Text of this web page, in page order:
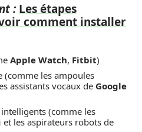
: Les étapes
comment installer
Apple Watch, Fitbit)
(comme les ampoules
assistants vocaux de Google
(comme les
et les aspirateurs robots de